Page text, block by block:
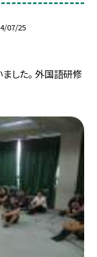
07/25
した。 外国語研修